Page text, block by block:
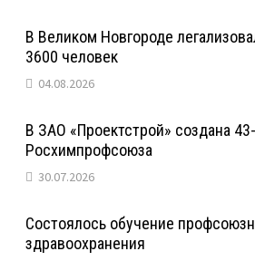
В Великом Новгороде
3600 человек
04.08.2026
В ЗАО «Проектстрой» создана
Росхимпрофсоюза
30.07.2026
Состоялось обучение
здравоохранения